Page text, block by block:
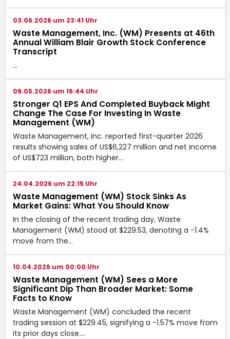
03.06.2026 um 23:41 Uhr
Waste Management, Inc. (WM) Presents at 46th
Annual William Blair Growth Stock Conference
Transcript
…
09.05.2026 um 16:44 Uhr
Stronger Q1 EPS And Completed Buyback Might
Change The Case For Investing In Waste
Management (WM)
Waste Management, Inc. reported first-quarter 2026
results showing sales of US$6,227 million and net income
of US$723 million, both higher…
24.04.2026 um 22:15 Uhr
Waste Management (WM) Stock Sinks As
Market Gains: What You Should Know
In the closing of the recent trading day, Waste
Management (WM) stood at $229.53, denoting a -1.4%
move from the…
10.04.2026 um 00:00 Uhr
Waste Management (WM) Sees a More
Significant Dip Than Broader Market: Some
Facts to Know
Waste Management (WM) concluded the recent
trading session at $229.45, signifying a -1.57% move from
its prior days close.…